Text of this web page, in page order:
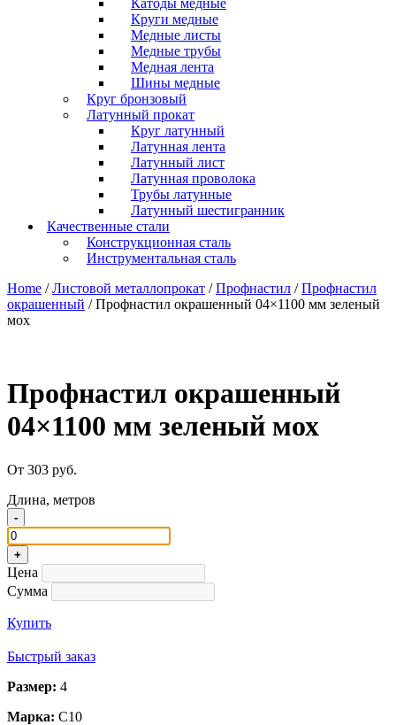
Катоды медные
Круги медные
Медные листы
Медные трубы
Медная лента
Шины медные
Круг бронзовый
Латунный прокат
Круг латунный
Латунная лента
Латунный лист
Латунная проволока
Трубы латунные
Латунный шестигранник
Качественные стали
Конструкционная сталь
Инструментальная сталь
Home /Листовой металлопрокат /Профнастил /Профнастил
окрашенный / Профнастил окрашенный 04×1100 мм зеленый
мох
Профнастил окрашенный
04×1100 мм зеленый мох
От 303 руб.
Длина, метров
-
+
Цена
Сумма
Купить
Быстрый заказ
Размер: 4
Марка: С10